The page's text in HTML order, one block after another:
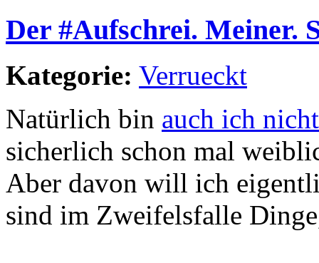
Der #Aufschrei. Meiner.
Kategorie: Verrueckt
Natürlich bin auch ich
sicherlich schon mal
Aber davon will ich
sind im Zweifelsfalle